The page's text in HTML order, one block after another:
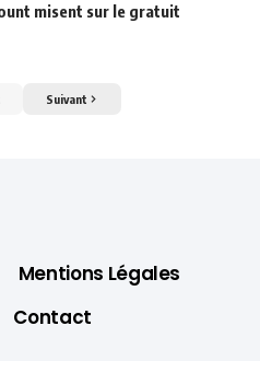
misent sur le gratuit
Suivant
Mentions Légales
Contact